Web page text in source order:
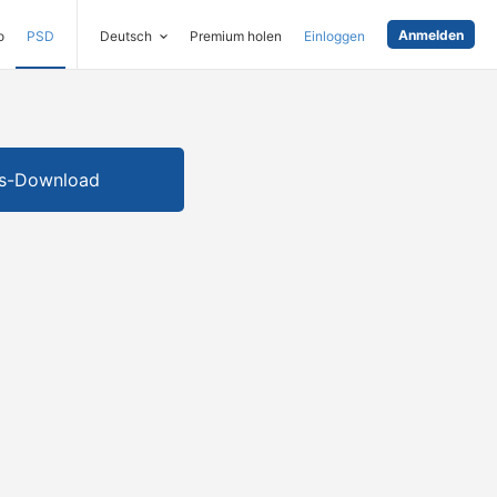
PSD Deutsch Premium holen Einloggen Anmelden
Download